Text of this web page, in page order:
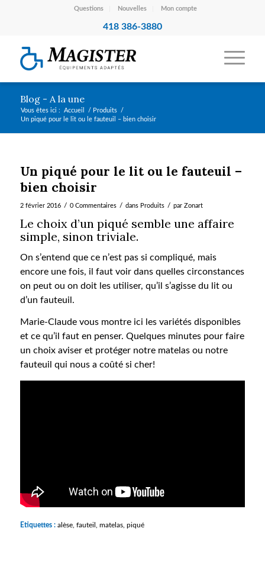
Questions Nouvelles Mon compte
418 386-3880
Blog - A la une
Vous êtes ici : Accueil / Produits
/
Un piqué pour le lit ou le fauteuil – bien choisir
Un piqué pour le lit ou le fauteuil –
bien choisir
2 février 2016 / 0 Commentaires / dans Produits / par Zonart
Le choix d’un piqué semble une affaire
simple, sinon triviale.
On s’entend que ce n’est pas si compliqué, mais
encore une fois, il faut voir dans quelles circonstances
on peut ou on doit les utiliser, qu’il s’agisse du lit ou
d’un fauteuil.
Marie-Claude vous montre ici les variétés disponibles
et ce qu’il faut en penser. Quelques minutes pour faire
un choix aviser et protéger notre matelas ou notre
fauteuil qui nous a coûté si cher!
Etiquettes : alèse, fauteil matelas, piqué